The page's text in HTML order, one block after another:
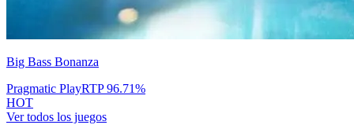
Big Bass Bonanza
Pragmatic PlayRTP96.71%
HOT
Ver todos los juegos